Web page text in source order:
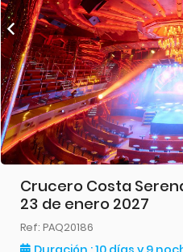
Crucero Costa
23 de enero 2027
Ref: PAQ20186